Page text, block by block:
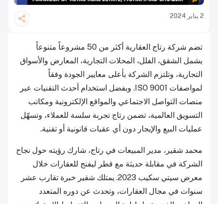
2 يناير 2024
تضم شركة رتاج العقارية أكثر من 50 مشروعاً متنوعاً
يشمل الشقق، الفلل، المحلات التجارية، المعارض والأسواق
التجارية، وتلتزم الشركة بأعلى معايير الجودة وفقاً
لمواصفات ISO 9001. وبفضل استخدام أحدث التقنيات عبر
منصات التواصل الاجتماعي والمواقع الإلكترونية ومكاتب
التسويق العالمية، تضمن رتاج تجربة سلسة للعملاء، وتسهّل
عمليات البيع والإيجار دون أي عقبات قانونية أو تقنية.
محمد شقير، مدير المبيعات في رتاج، شارك رؤيته حول نجاح
الشركة في مقابلة حديثة مع قطر ليفنج للعقارات خلال
معرض سيتي سكيب 2023. يمتلك شقير خبرة تقارب عشر
سنوات في مجال العقارات، وتحدث عن دوره المتعدد